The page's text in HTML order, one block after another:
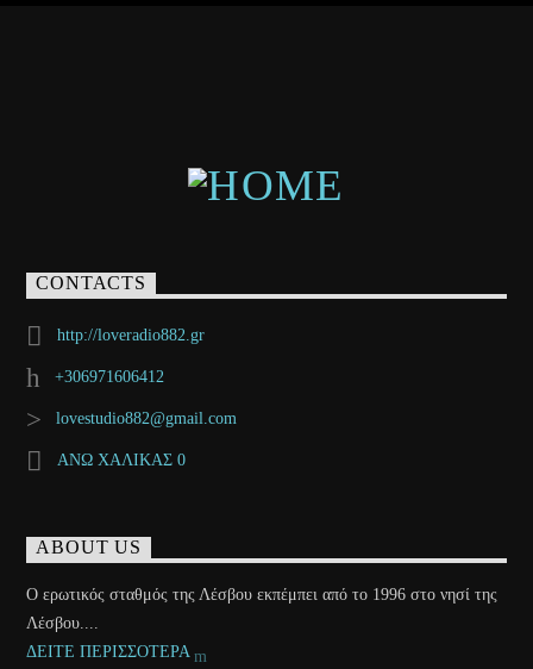
CONTACTS
http://loveradio882.gr
+306971606412
lovestudio882@gmail.com
ΑΝΩ ΧΑΛΙΚΑΣ 0
ABOUT US
Ο ερωτικός σταθμός της Λέσβου εκπέμπει από το 1996 στο νησί της
Λέσβου....
ΔΕΙΤΕ ΠΕΡΙΣΣΟΤΕΡΑ